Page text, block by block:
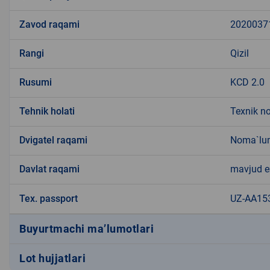
Zavod raqami
Rangi Qizil
Rusumi KCD 2.0
Tehnik holati Texnik
Dvigatel raqami
Davlat raqami mavjud
Tex. passport UZ-
Buyurtmachi ma’lumotlari
Lot hujjatlari